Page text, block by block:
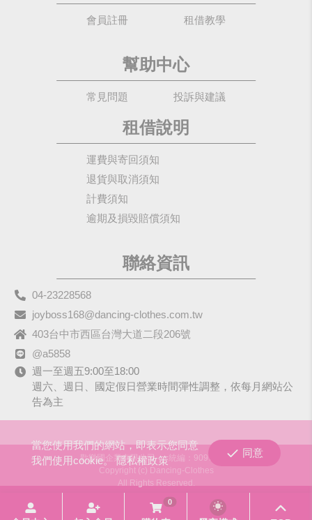
會員註冊 租借教學
幫助中心
常見問題 投訴與建議
租借說明
運費與寄回須知
退貨與取消須知
計費須知
逾期及損毀賠償須知
聯絡資訊
04-23228568
joyboss168@dancing-clothes.com.tw
403台中市西區台灣大道二段206號
@a5858
週一至週五9:00至18:00
週六、週日、國定假日營業時間彈性調整，依每月網站公
告為主
歡樂國企業有限公司
統編：90979680
Copyright (c) Dancing-Clothes
All Rights Reserved.
當您使用我們的網站，即表示您同意
我們使用cookie。隱私權政策
同意
0